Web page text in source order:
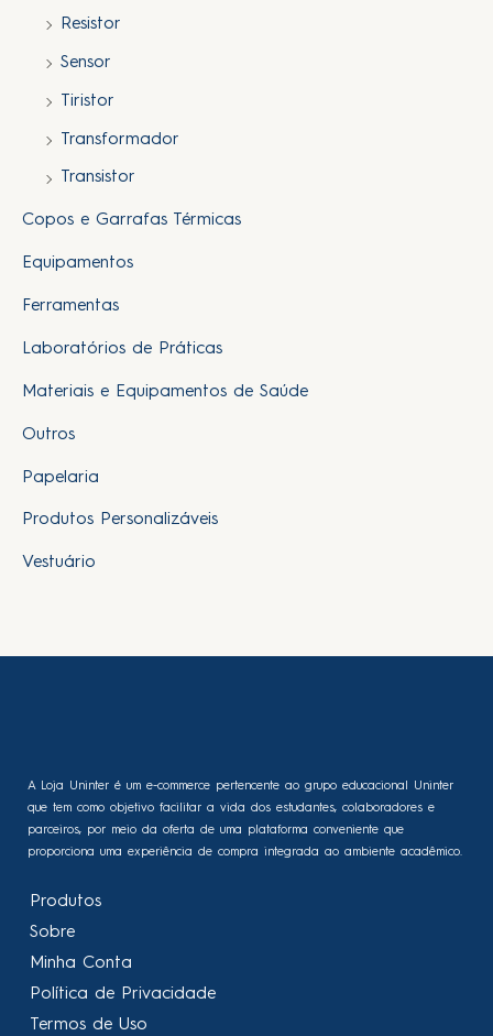
Resistor
Sensor
Tiristor
Transformador
Transistor
Copos e Garrafas Térmicas
Equipamentos
Ferramentas
Laboratórios de Práticas
Materiais e Equipamentos de Saúde
Outros
Papelaria
Produtos Personalizáveis
Vestuário
A Loja Uninter é um e-commerce pertencente ao grupo educacional Uninter
que tem como objetivo facilitar a vida dos estudantes, colaboradores e
parceiros, por meio da oferta de uma plataforma conveniente que
proporciona uma experiência de compra integrada ao ambiente acadêmico.
Produtos
Sobre
Minha Conta
Política de Privacidade
Termos de Uso